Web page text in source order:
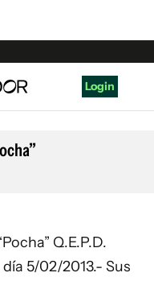
Login
Q.E.P.D.
5/02/2013.- Sus